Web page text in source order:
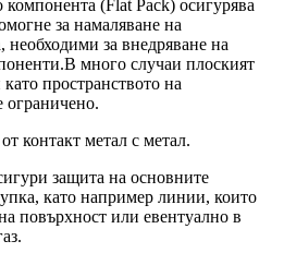
(Flat Pack) осигурява
за намаляване на
необходими за внедряване на
много случаи плоският
пространството на
ограничено.
контакт метал с метал.
защита на основните
като например линии, които
повърхност или евентуално в